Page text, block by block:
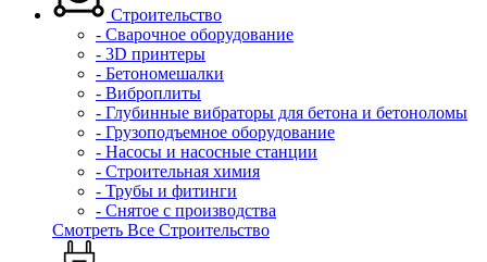
Строительство
- Сварочное оборудование
- 3D принтеры
- Бетономешалки
- Виброплиты
- Глубинные вибраторы для бетона и бетоноломы
- Грузоподъемное оборудование
- Насосы и насосные станции
- Строительная химия
- Трубы и фитинги
- Снятое с производства
Смотреть Все Строительство